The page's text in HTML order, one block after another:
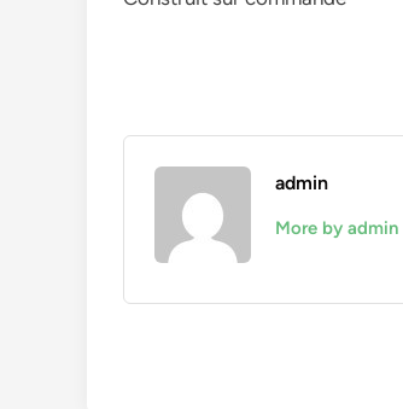
admin
More by admin